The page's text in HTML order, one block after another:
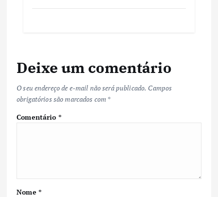
Deixe um comentário
O seu endereço de e-mail não será publicado. Campos
obrigatórios são marcados com *
Comentário *
Nome *